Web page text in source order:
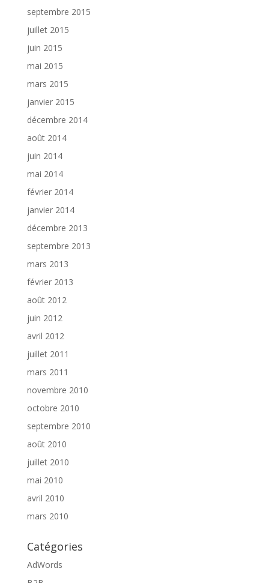
septembre 2015
juillet 2015
juin 2015
mai 2015
mars 2015
janvier 2015
décembre 2014
août 2014
juin 2014
mai 2014
février 2014
janvier 2014
décembre 2013
septembre 2013
mars 2013
février 2013
août 2012
juin 2012
avril 2012
juillet 2011
mars 2011
novembre 2010
octobre 2010
septembre 2010
août 2010
juillet 2010
mai 2010
avril 2010
mars 2010
Catégories
AdWords